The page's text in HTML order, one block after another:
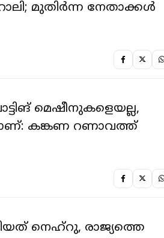
മുതിര്‍ന്ന നേതാക്കള്‍
മെഷീനുകളെയല്ല,
കങ്കണ റണാവത്ത്
നെഹ്റു, രാജ്യത്തെ